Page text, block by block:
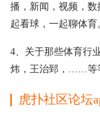
播，新闻，视频，
起看球，一起聊体育
4、关于那些体育行
炜，王治郅，……等
虎扑社区论坛